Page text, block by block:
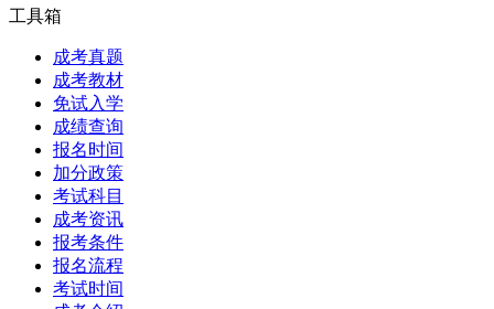
工具箱
成考真题
成考教材
免试入学
成绩查询
报名时间
加分政策
考试科目
成考资讯
报考条件
报名流程
考试时间